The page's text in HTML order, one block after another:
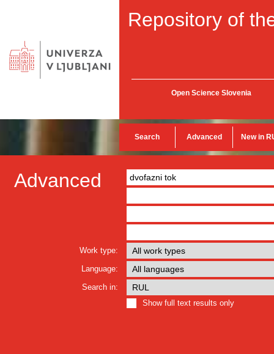
Repository of
Open Science Slovenia
Search Advanced New in
Advanced
Work type:
Language:
Search in:
Show full text results only